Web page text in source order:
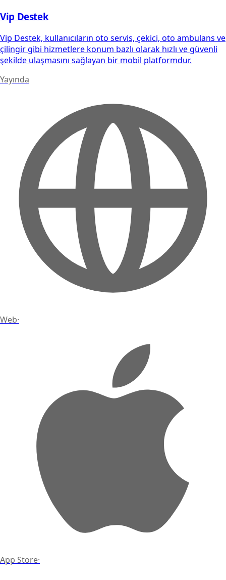
Vip Destek
Vip Destek, kullanıcıların oto servis, çekici, oto ambulans ve
çilingir gibi hizmetlere konum bazlı olarak hızlı ve güvenli
şekilde ulaşmasını sağlayan bir mobil platformdur.
Yayında
Web·
App Store·